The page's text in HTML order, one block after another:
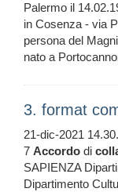
Palermo il
in Cosenza - via
persona del
nato a
3. format
21-dic-2021
7 Accordo di
SAPIENZA
Dipartimento